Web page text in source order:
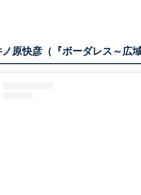
ノ原快彦（『ボーダレス～広